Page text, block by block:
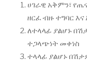
ሀገራዊ አቅምን፣
ዘርፈ ብዙ ተግባር እና
ለተላላፊ ያልሆኑ
ተጋላጭነት መቀነስ
ተላላፊ ያልሆኑ